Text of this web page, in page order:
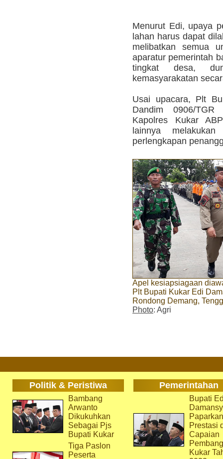
Menurut Edi, upaya
lahan harus dapat
melibatkan semua
aparatur pemerintah
tingkat desa,
kemasyarakatan
Usai upacara, Plt
Dandim 0906/
Kapolres Kukar
lainnya
perlengkapan
Apel kesiapsiagaan
Plt Bupati Kukar Edi
Rondong Demang,
Photo: Agri
Politik & Peristiwa Pemerintahan
Bambang
Arwanto
Dikukuhkan
Sebagai Pjs
Bupati Kukar
Tiga Paslon
Peserta
Bupati
Paparkan
Prestasi
Capaian
Kukar